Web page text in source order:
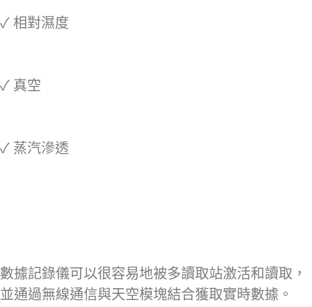
✓ 相對濕度
✓ 真空
✓ 蒸汽滲透
數據記錄儀可以很容易地被多讀取站激活和讀取，
並通過無線通信與天空模塊結合獲取實時數據。